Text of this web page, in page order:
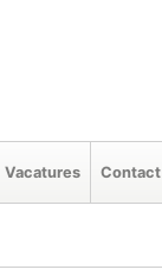
Vacatures Contact